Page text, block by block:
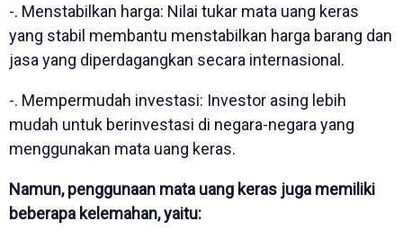
-. Menstabilkan harga: Nilai tukar mata uang keras
yang stabil membantu menstabilkan harga barang dan
jasa yang diperdagangkan secara internasional.
-. Mempermudah investasi: Investor asing lebih
mudah untuk berinvestasi di negara-negara yang
menggunakan mata uang keras.
Namun, penggunaan mata uang keras juga memiliki
beberapa kelemahan, yaitu: